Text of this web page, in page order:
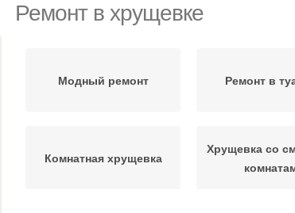
Ремонт в хрущевке
Модный ремонт Ремонт в
Комнатная хрущевка
Хрущевка со